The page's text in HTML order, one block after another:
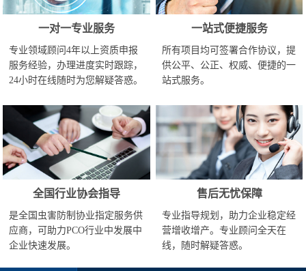
一对一专业服务
专业领域顾问4年以上资质申报
服务经验，办理进度实时跟踪，
24小时在线随时为您解疑答惑。
一站式便捷服务
所有项目均可签署合作协议，提
供公平、公正、权威、便捷的一
站式服务。
全国行业协会指导
是全国虫害防制协业指定服务供
应商，可助力PCO行业中发展中
企业快速发展。
售后无忧保障
专业指导规划，助力企业稳定经
营增收增产。专业顾问全天在
线，随时解疑答惑。